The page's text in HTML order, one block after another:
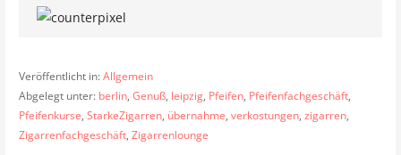
Veröffentlicht in:Allgemein
Abgelegt unter: berlin, Genuß, leipzig, Pfeifen, Pfeifenfachgeschäft,
Pfeifenkurse, StarkeZigarren, übernahme, verkostungen, zigarren,
Zigarrenfachgeschäft, Zigarrenlounge